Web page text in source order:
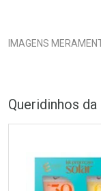
IMAGENS
Queridinhos